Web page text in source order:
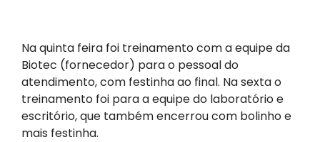
Na quinta feira foi treinamento com a equipe da
Biotec (fornecedor) para o pessoal do
atendimento, com festinha ao final. Na sexta o
treinamento foi para a equipe do laboratório e
escritório, que também encerrou com bolinho e
mais festinha.